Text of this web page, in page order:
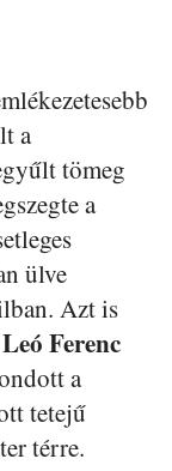
a
tömeg
a
ülve
Azt is
Ferenc
a
tetejű
térre.